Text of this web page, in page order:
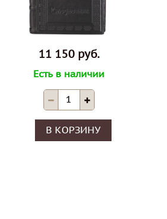
11 150 руб.
Есть в наличии
В КОРЗИНУ